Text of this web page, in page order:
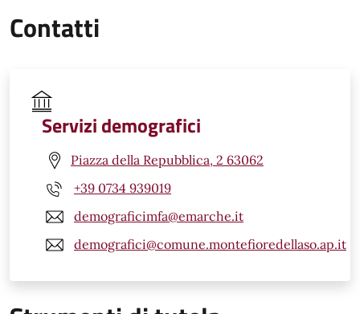
Contatti
Servizi demografici
Piazza della Repubblica, 2 63062
+39 0734 939019
demograficimfa@emarche.it
demografici@comune.montefioredellaso.ap.it